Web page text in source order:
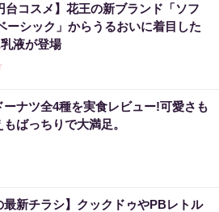
台コスメ】花王の新ブランド「ソフ
ーシック」からうるおいに着目した
液が登場
ーナツ全4種を実食レビュー!可愛さも
ばっちりで大満足。
最新チラシ】クックドゥやPBレトル